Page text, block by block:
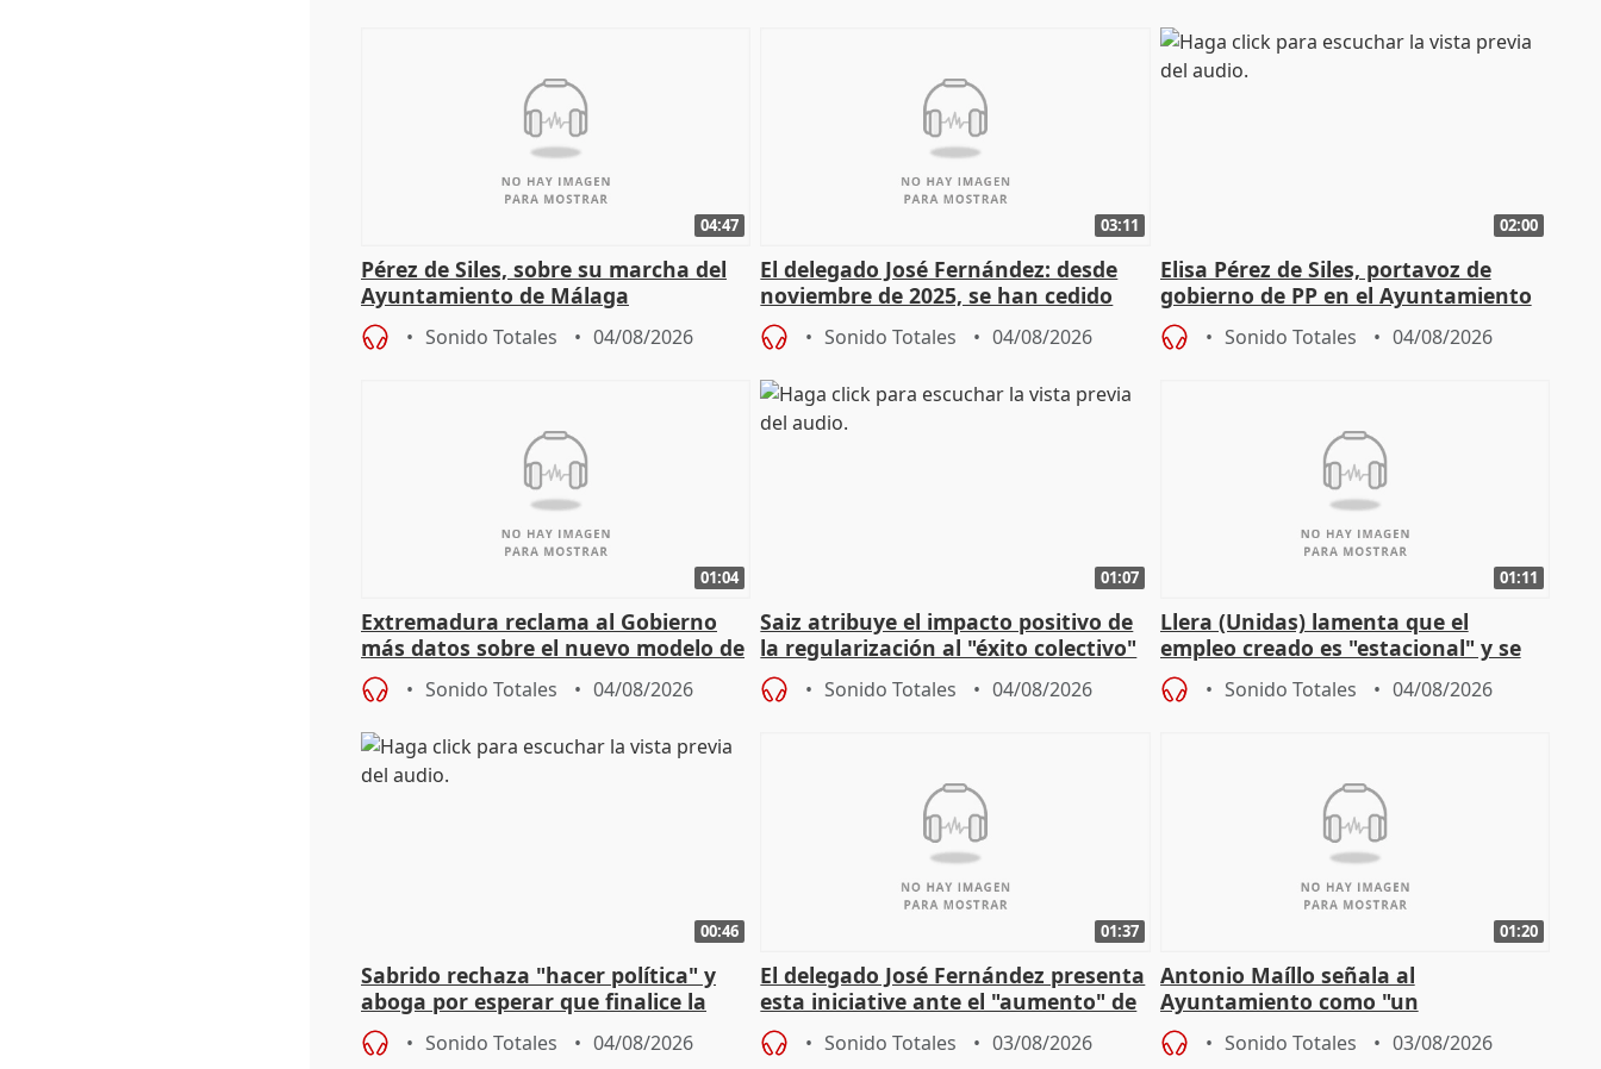
04:47
Pérez de Siles, sobre su marcha del
Ayuntamiento de Málaga
Sonido Totales 04/08/2026
03:11
El delegado José Fernández: desde
noviembre de 2025, se han cedido
9.810 ayudas por nacimiento
Sonido Totales 04/08/2026
02:00
Elisa Pérez de Siles, portavoz de
gobierno de PP en el Ayuntamiento
de Málaga, deja la política
Sonido Totales 04/08/2026
01:04
Extremadura reclama al Gobierno
más datos sobre el nuevo modelo de
financiación
Sonido Totales 04/08/2026
01:07
Saiz atribuye el impacto positivo de
la regularización al "éxito colectivo"
del Gobierno
Sonido Totales 04/08/2026
01:11
Llera (Unidas) lamenta que el
empleo creado es "estacional" y se
"esfumará" al acabar el verano
Sonido Totales 04/08/2026
00:46
Sabrido rechaza "hacer política" y
aboga por esperar que finalice la
investigación del incendio
Sonido Totales 04/08/2026
01:37
El delegado José Fernández presenta
esta iniciative ante el "aumento" de
personas sin hogar en Madri
Sonido Totales 03/08/2026
01:20
Antonio Maíllo señala al
Ayuntamiento como "un
especulador más" sobre viviendas de
Jiménez Becerril
Sonido Totales 03/08/2026